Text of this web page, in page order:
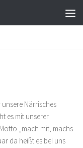
Närrisches
es mit unserer
„mach mit, machs
da heißt es bei uns